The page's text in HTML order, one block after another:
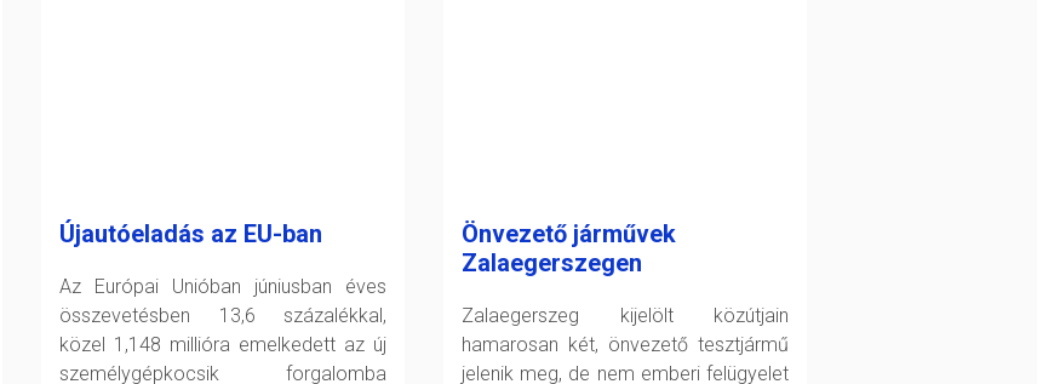
Újautóeladás az EU-ban
Az Európai Unióban júniusban éves
összevetésben 13,6 százalékkal,
közel 1,148 millióra emelkedett az új
személygépkocsik forgalomba
Önvezető járművek
Zalaegerszegen
Zalaegerszeg kijelölt közútjain
hamarosan két, önvezető tesztjármű
jelenik meg, de nem emberi felügyelet